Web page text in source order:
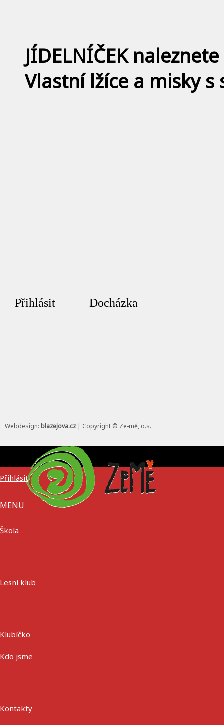
JÍDELNÍČEK naleznete
Vlastní lžíce a misky s
Přihlásit Docházka
Webdesign: blazejova.cz | Copyright © Ze-mě, o.s.
MENU
Přihlásit
Škola
Lesní klub
Klubíčko
Kdo jsme
Kontakty